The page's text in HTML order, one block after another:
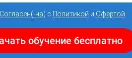
Согласен(-на) с Политикой и Офертой
обучение бесплатно